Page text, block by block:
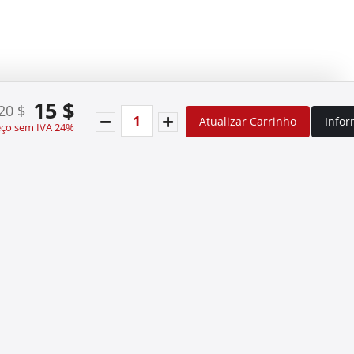
$ 15 $
sem IVA 24% Atualizar Carrinho